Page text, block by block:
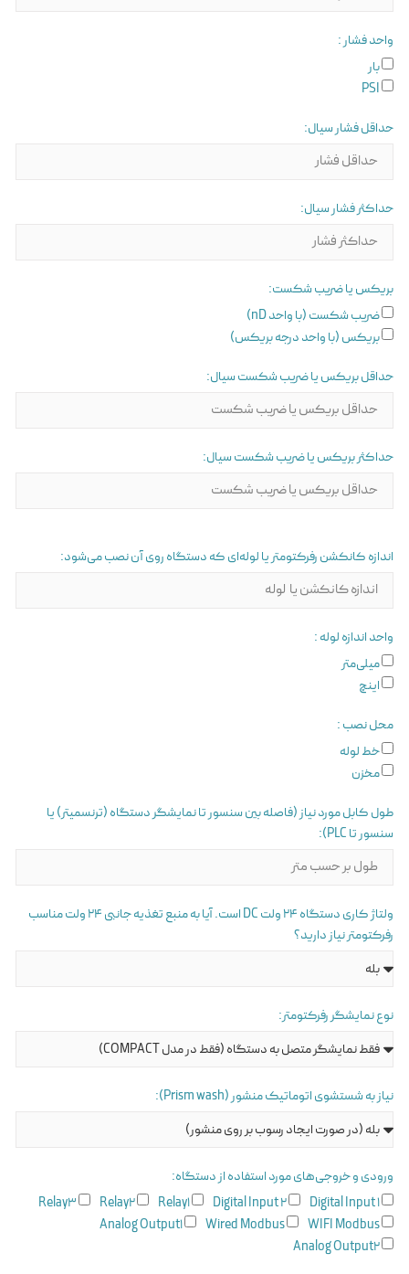
واحد فشار :
بار
PSI
حداقل فشار سیال:
حداکثر فشار سیال:
بریکس یا ضریب شکست:
ضریب شکست (با واحد nD)
بریکس (با واحد درجه بریکس)
حداقل بریکس یا ضریب شکست سیال:
حداکثر بریکس یا ضریب شکست سیال:
اندازه کانکشن رفرکتومتر یا لوله‌ای که دستگاه روی آن نصب می‌شود:
واحد اندازه لوله :
میلی‌متر
اینچ
محل نصب :
خط لوله
مخزن
طول کابل مورد نیاز (فاصله بین سنسور تا نمایشگر دستگاه (ترنسمیتر) یا
سنسور تا PLC):
ولتاژ کاری دستگاه ۲۴ ولت DC است. آیا به منبع تغذیه جانبی ۲۴ ولت مناسب
رفرکتومتر نیاز دارید؟
نوع نمایشگر رفرکتومتر:
نیاز به شستشوی اتوماتیک منشور (Prism wash):
ورودی و خروجی‌های مورد استفاده از دستگاه:
Digital Input 1
Digital Input 2
Relay1
Relay2
Relay3
WIFI Modbus
Wired Modbus
Analog Output1
Analog Output2